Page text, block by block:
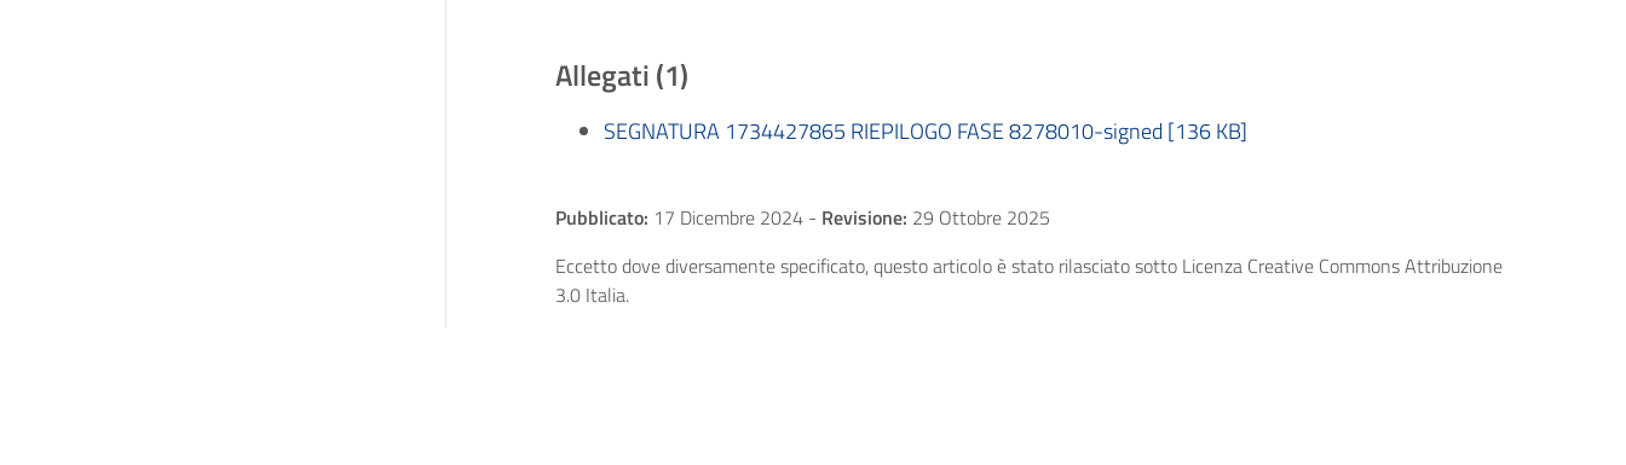
Allegati (1)
SEGNATURA 1734427865 RIEPILOGO FASE 8278010-signed [136 KB]
Pubblicato: 17 Dicembre 2024 - Revisione: 29 Ottobre 2025
Eccetto dove diversamente specificato, questo articolo è stato rilasciato sotto Licenza Creative Commons Attribuzione
3.0 Italia.